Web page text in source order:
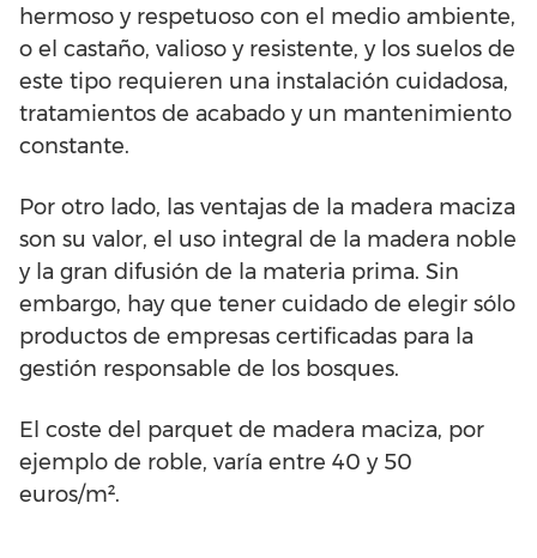
hermoso y respetuoso con el medio ambiente,
o el castaño, valioso y resistente, y los suelos de
este tipo requieren una instalación cuidadosa,
tratamientos de acabado y un mantenimiento
constante.
Por otro lado, las ventajas de la madera maciza
son su valor, el uso integral de la madera noble
y la gran difusión de la materia prima. Sin
embargo, hay que tener cuidado de elegir sólo
productos de empresas certificadas para la
gestión responsable de los bosques.
El coste del parquet de madera maciza, por
ejemplo de roble, varía entre 40 y 50
euros/m².